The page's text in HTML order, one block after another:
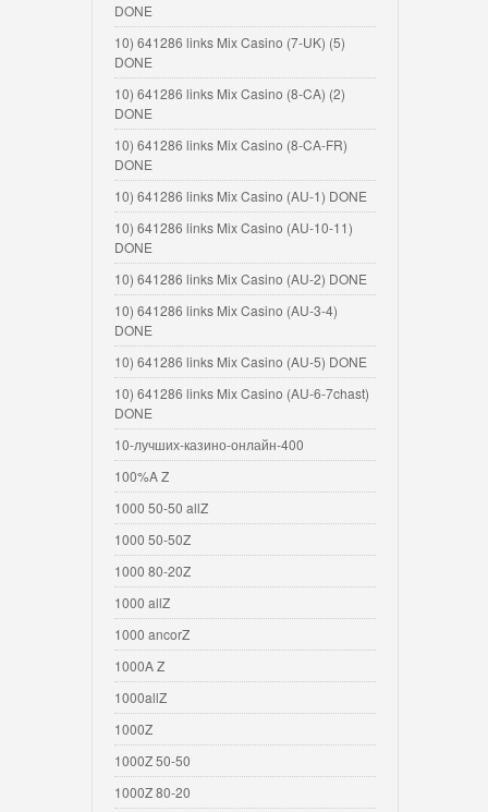
DONE
10) 641286 links Mix Casino (7-UK) (5)
DONE
10) 641286 links Mix Casino (8-CA) (2)
DONE
10) 641286 links Mix Casino (8-CA-FR)
DONE
10) 641286 links Mix Casino (AU-1) DONE
10) 641286 links Mix Casino (AU-10-11)
DONE
10) 641286 links Mix Casino (AU-2) DONE
10) 641286 links Mix Casino (AU-3-4)
DONE
10) 641286 links Mix Casino (AU-5) DONE
10) 641286 links Mix Casino (AU-6-7chast)
DONE
10-лучших-казино-онлайн-400
100%A Z
1000 50-50 allZ
1000 50-50Z
1000 80-20Z
1000 allZ
1000 ancorZ
1000A Z
1000allZ
1000Z
1000Z 50-50
1000Z 80-20